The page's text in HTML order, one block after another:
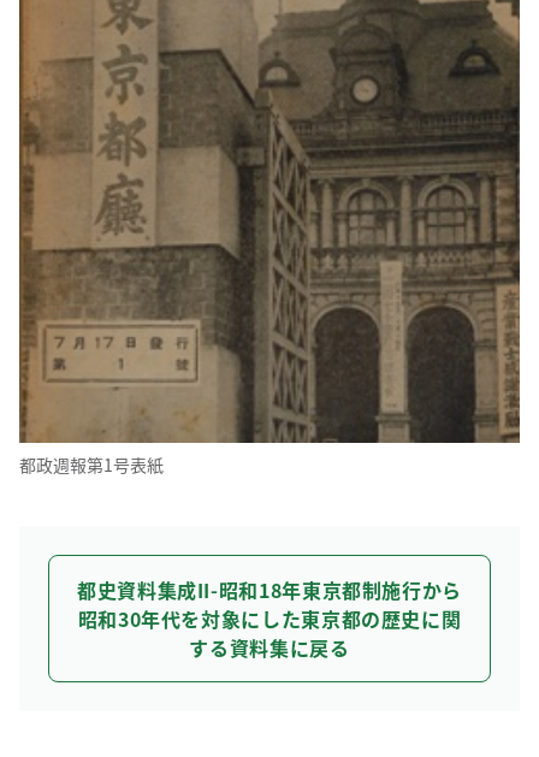
都政週報第1号表紙
都史資料集成II-昭和18年東京都制施行から
昭和30年代を対象にした東京都の歴史に関
する資料集に戻る